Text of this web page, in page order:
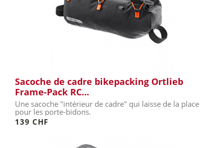
Sacoche de cadre bikepacking Ortlieb
Frame-Pack RC...
Une sacoche "intérieur de cadre" qui laisse de la place
pour les porte-bidons.
139 CHF